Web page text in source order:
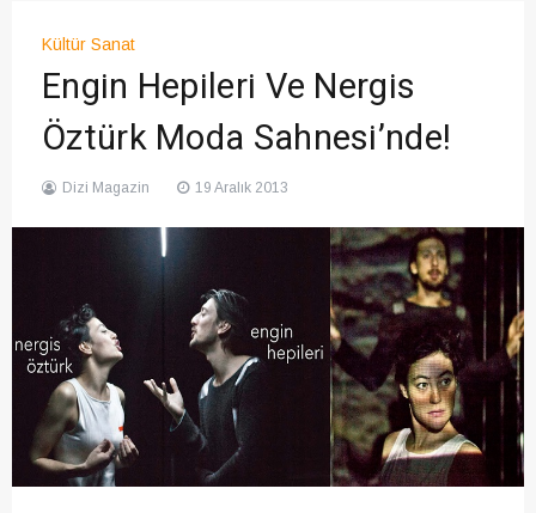
Kültür Sanat
Engin Hepileri Ve Nergis
Öztürk Moda Sahnesi’nde!
Dizi Magazin 19 Aralık 2013